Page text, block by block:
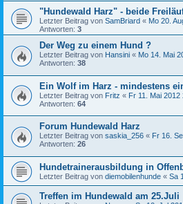
"Hundewald Harz" - beide
Letzter Beitrag von SamBriard « Mo 20.
Antworten: 3
Der Weg zu einem Hund ?
Letzter Beitrag von Hansini « Mo 14. Mai
Antworten: 38
Ein Wolf im Harz - mindestens
Letzter Beitrag von Fritz « Fr 11. Mai 2012
Antworten: 64
Forum Hundewald Harz
Letzter Beitrag von saskia_256 « Fr 16.
Antworten: 26
Hundetrainerausbildung in
Letzter Beitrag von diemobilenhunde « Sa
Treffen im Hundewald am 25.Juli